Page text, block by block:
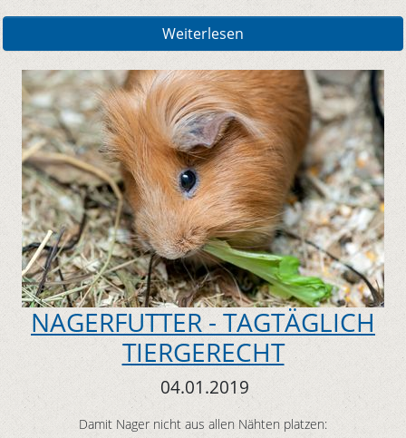
Weiterlesen
NAGERFUTTER - TAGTÄGLICH
TIERGERECHT
04.01.2019
Damit Nager nicht aus allen Nähten platzen: